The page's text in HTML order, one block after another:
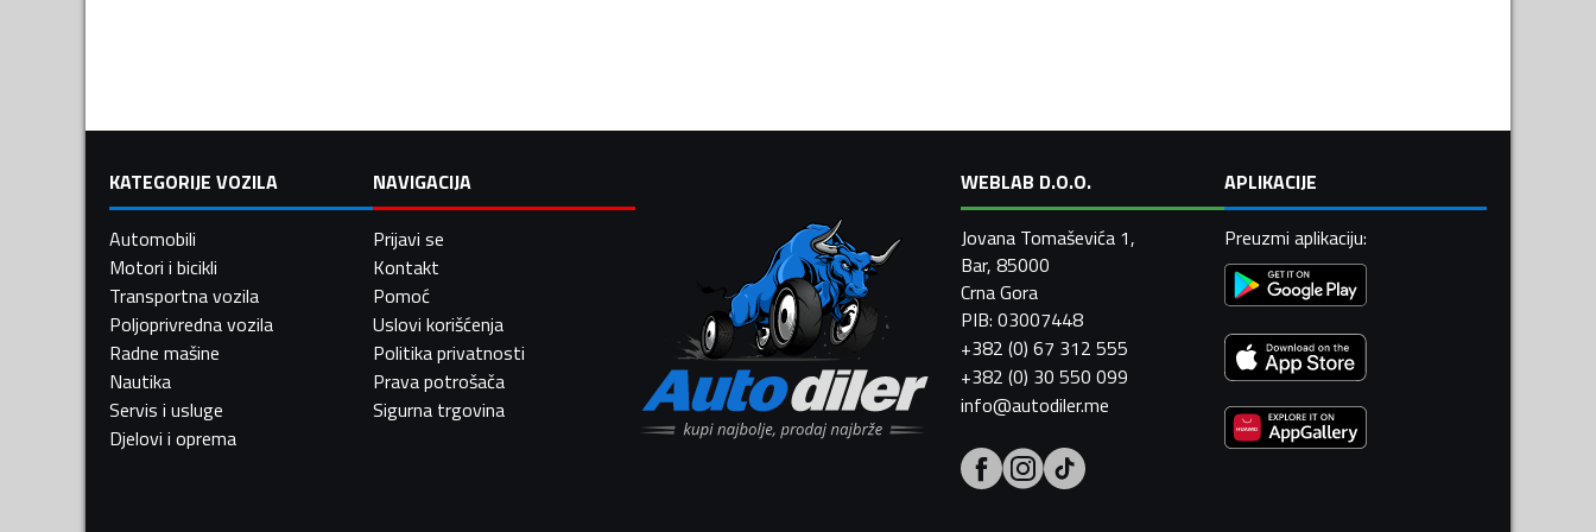
KATEGORIJE VOZILA
Automobili
Motori i bicikli
Transportna vozila
Poljoprivredna vozila
Radne mašine
Nautika
Servis i usluge
Djelovi i oprema
NAVIGACIJA
Prijavi se
Kontakt
Pomoć
Uslovi korišćenja
Politika privatnosti
Prava potrošača
Sigurna trgovina
WEBLAB D.O.O.
Jovana Tomaševića 1,
Bar, 85000
Crna Gora
PIB: 03007448
+382 (0) 67 312 555
+382 (0) 30 550 099
info@autodiler.me
APLIKACIJE
Preuzmi aplikaciju: